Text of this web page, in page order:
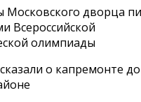
Московского дворца
Всероссийской
олимпиады
о капремонте